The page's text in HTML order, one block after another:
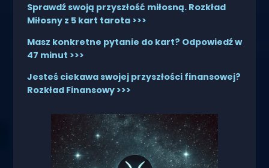
Sprawdź swoją przyszłość miłosną. Rozkład
Miłosny z 5 kart tarota >>>
Masz konkretne pytanie do kart? Odpowiedź w
47 minut >>>
Jesteś ciekawa swojej przyszłości finansowej?
Rozkład Finansowy >>>